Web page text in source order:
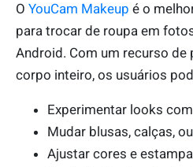
O YouCam Makeup é o
para trocar de roupa em
Android. Com um recurso de
corpo inteiro, os usuários
Experimentar looks
Mudar blusas, calças,
Ajustar cores e